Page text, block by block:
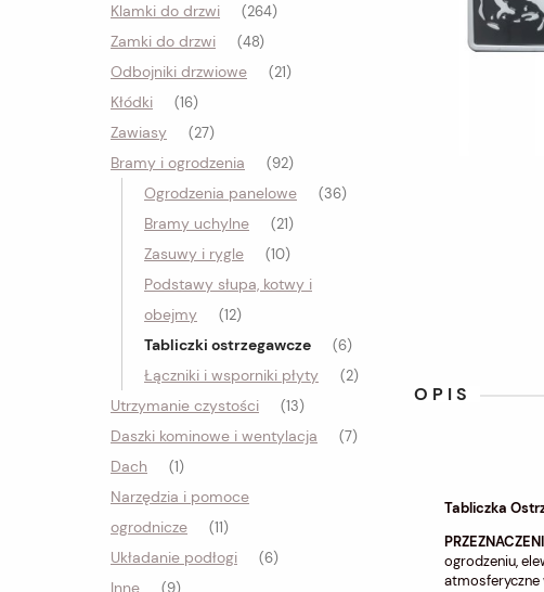
Klamki do drzwi (264)
Zamki do drzwi (48)
Odbojniki drzwiowe (21)
Kłódki (16)
Zawiasy (27)
Bramy i ogrodzenia (92)
Ogrodzenia panelowe (36)
Bramy uchylne (21)
Zasuwy i rygle (10)
Podstawy słupa, kotwy i
obejmy
(12)
Tabliczki ostrzegawcze (6)
Łączniki i wsporniki płyty (2)
Utrzymanie czystości (13)
Daszki kominowe i wentylacja (7)
Dach (1)
Narzędzia i pomoce
ogrodnicze
(11)
Układanie podłogi (6)
Inne
OPIS
Tabliczka
ogrodzeniu,
atmosferyczne